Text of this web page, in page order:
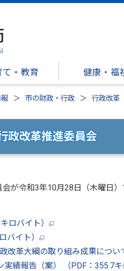
て・教育 健康・福
市の財政・行政 行政改革
政改革推進委員会
が令和3年10月28日（木曜日
ロバイト）
バイト）
改革大綱の取り組み成果につい
績報告（案） （PDF：355.7キ